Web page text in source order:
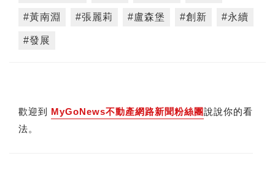
#黃南淵 #張麗莉 #盧森堡 #創新 #永續
#發展
歡迎到 MyGoNews不動產網路新聞粉絲團說說你的看
法。